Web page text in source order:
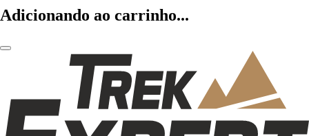
Adicionando ao carrinho...